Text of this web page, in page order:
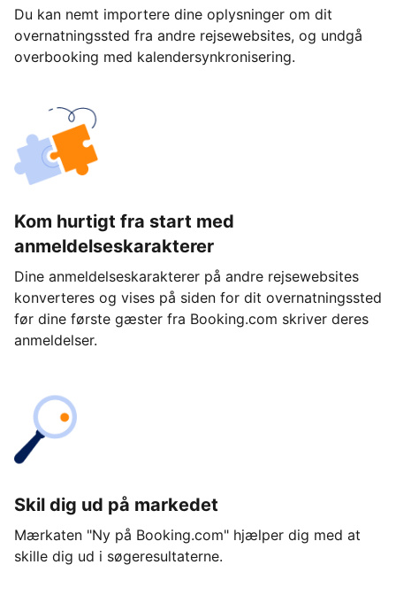
Du kan nemt importere dine oplysninger om dit
overnatningssted fra andre rejsewebsites, og undgå
overbooking med kalendersynkronisering.
Kom hurtigt fra start med
anmeldelseskarakterer
Dine anmeldelseskarakterer på andre rejsewebsites
konverteres og vises på siden for dit overnatningssted
før dine første gæster fra Booking.com skriver deres
anmeldelser.
Skil dig ud på markedet
Mærkaten "Ny på Booking.com" hjælper dig med at
skille dig ud i søgeresultaterne.